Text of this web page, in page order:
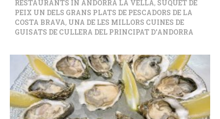
RESTAURANTS IN ANDORRA LA VELLA, SUQUET DE
PEIX UN DELS GRANS PLATS DE PESCADORS DE LA
COSTA BRAVA, UNA DE LES MILLORS CUINES DE
GUISATS DE CULLERA DEL PRINCIPAT D'ANDORRA